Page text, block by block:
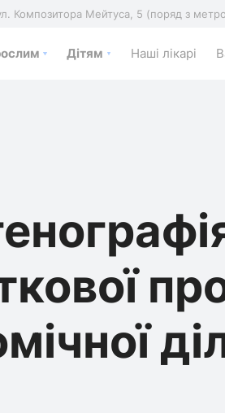
Композитора Мейтуса, 5 (поряд з
Дітям Наші лікарі